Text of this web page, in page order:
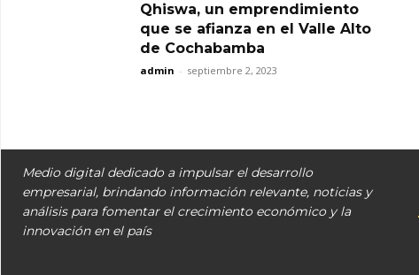
Qhiswa, un emprendimiento
que se afianza en el Valle Alto
de Cochabamba
admin - septiembre 2, 2023
Medio digital dedicado a impulsar el desarrollo
empresarial, brindando información relevante, noticias y
análisis para fomentar el crecimiento económico y la
innovación en el país